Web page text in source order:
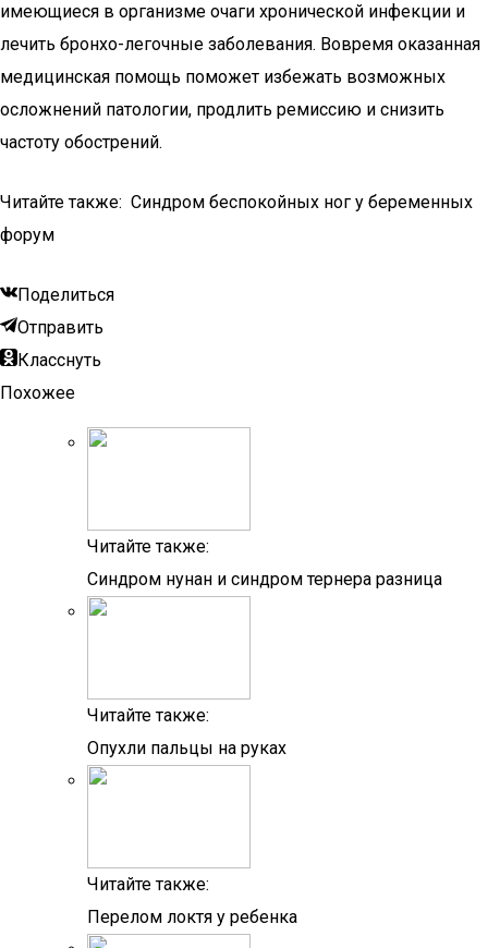
имеющиеся в организме очаги хронической инфекции и
лечить бронхо-легочные заболевания. Вовремя оказанная
медицинская помощь поможет избежать возможных
осложнений патологии, продлить ремиссию и снизить
частоту обострений.
Читайте также: Синдром беспокойных ног у беременных
форум
Поделиться
Отправить
Класснуть
Похожее
Читайте также:
Синдром нунан и синдром тернера разница
Читайте также:
Опухли пальцы на руках
Читайте также:
Перелом локтя у ребенка